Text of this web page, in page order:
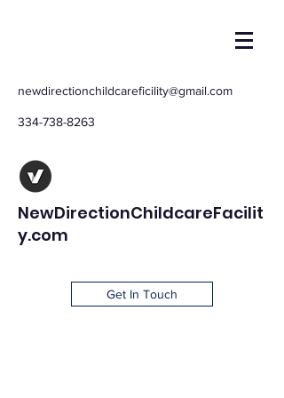
newdirectionchildcareficility@gmail.com
334-738-8263
NewDirectionChildcareFacilit
y.com
Get In Touch